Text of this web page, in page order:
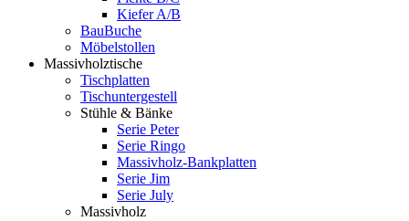
Kiefer A/B
BauBuche
Möbelstollen
Massivholztische
Tischplatten
Tischuntergestell
Stühle & Bänke
Serie Peter
Serie Ringo
Massivholz-Bankplatten
Serie Jim
Serie July
Massivholz